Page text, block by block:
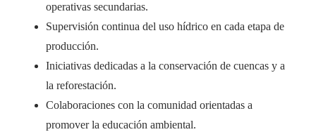
operativas secundarias.
Supervisión continua del uso hídrico en cada etapa de
producción.
Iniciativas dedicadas a la conservación de cuencas y a
la reforestación.
Colaboraciones con la comunidad orientadas a
promover la educación ambiental.